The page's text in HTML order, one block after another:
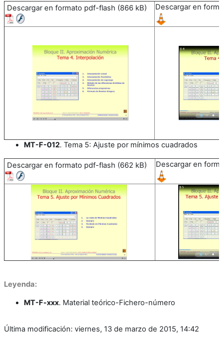
Descargar en formato pdf-flash (866 kB) Descargar en
MT-F-012. Tema 5: Ajuste por mínimos cuadrados
Descargar en formato pdf-flash (662 kB) Descargar en
Leyenda:
MT-F-xxx. Material teórico-Fichero-número
Última modificación: viernes, 13 de marzo de 2015, 14:42